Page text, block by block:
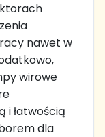
nawet w
wirowe
i łatwością
dla